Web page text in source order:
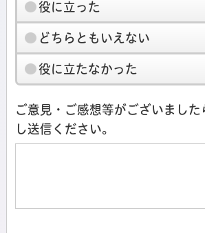
役に立った
どちらともいえない
役に立たなかった
ご意見・ご感想等がございました
し送信ください。